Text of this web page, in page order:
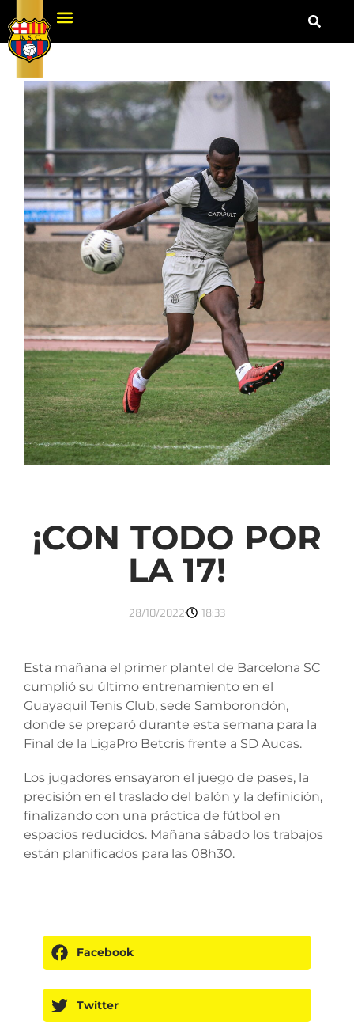
¡CON TODO POR
LA 17!
28/10/2022 18:33
Esta mañana el primer plantel de Barcelona SC
cumplió su último entrenamiento en el
Guayaquil Tenis Club, sede Samborondón,
donde se preparó durante esta semana para la
Final de la LigaPro Betcris frente a SD Aucas.
Los jugadores ensayaron el juego de pases, la
precisión en el traslado del balón y la definición,
finalizando con una práctica de fútbol en
espacios reducidos. Mañana sábado los trabajos
están planificados para las 08h30.
Facebook
Twitter